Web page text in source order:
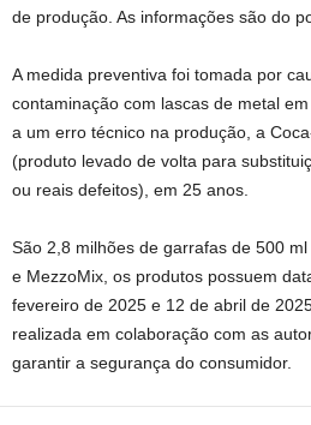
de produção. As informações são do
A medida preventiva foi tomada por
contaminação com lascas de metal
a um erro técnico na produção, a
(produto levado de volta para
ou reais defeitos), em 25 anos.
São 2,8 milhões de garrafas de 500
e MezzoMix, os produtos possuem
fevereiro de 2025 e 12 de abril de
realizada em colaboração com as
garantir a segurança do consumidor.